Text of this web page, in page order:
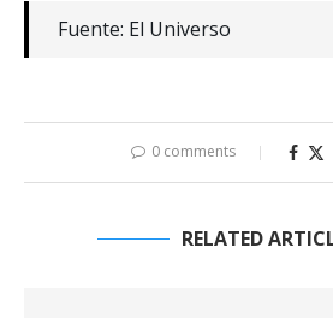
Fuente: El Universo
0 comments
RELATED